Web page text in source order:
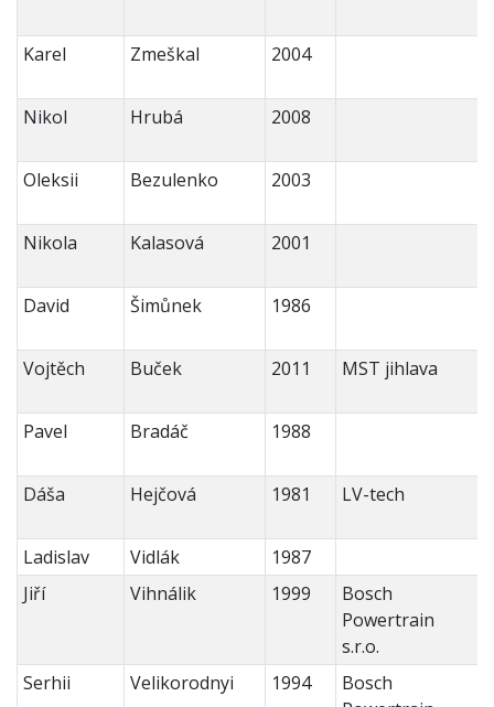
Karel Zmeškal 2004
Nikol Hrubá 2008
Oleksii Bezulenko 2003
Nikola Kalasová 2001
David Šimůnek 1986
Vojtěch Buček 2011 MST jihlava
Pavel Bradáč 1988
Dáša Hejčová 1981 LV-tech
Ladislav Vidlák
1987
Jiří
Vihnálik 1999
Bosch
Powertrain
s.r.o.
Serhii
Velikorodnyi 1994
Bosch